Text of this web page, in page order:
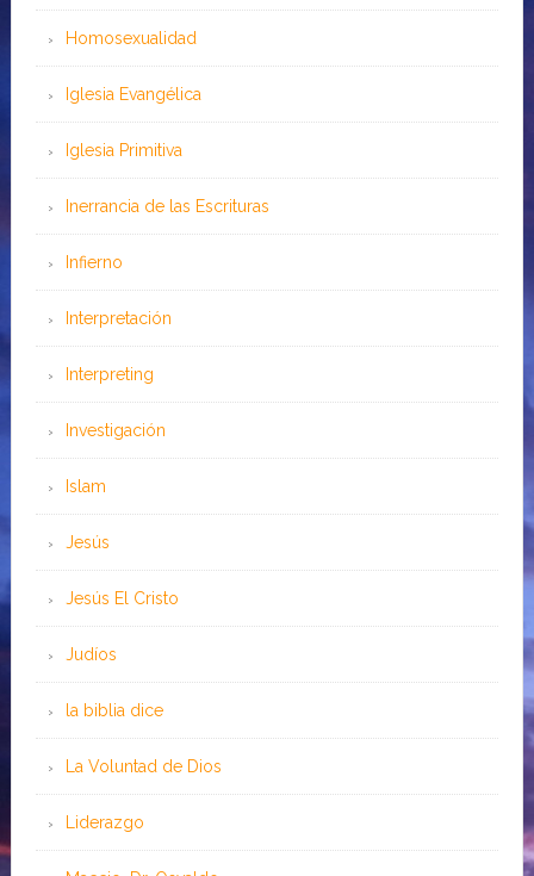
Homosexualidad
Iglesia Evangélica
Iglesia Primitiva
Inerrancia de las Escrituras
Infierno
Interpretación
Interpreting
Investigación
Islam
Jesús
Jesús El Cristo
Judíos
la biblia dice
La Voluntad de Dios
Liderazgo